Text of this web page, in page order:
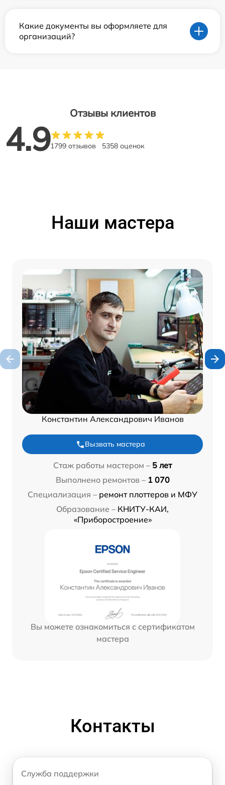
Какие документы вы оформляете для
организаций?
Отзывы клиентов
4.91799 отзывов 5358 оценок
Наши мастера
Константин Александрович Иванов
Вызвать мастера
Стаж работы мастером – 5 лет
Выполнено ремонтов – 1 070
Специализация – ремонт плоттеров и МФУ
Образование – КНИТУ-КАИ,
«Приборостроение»
Вы можете ознакомиться с сертификатом
мастера
Контакты
Служба поддержки